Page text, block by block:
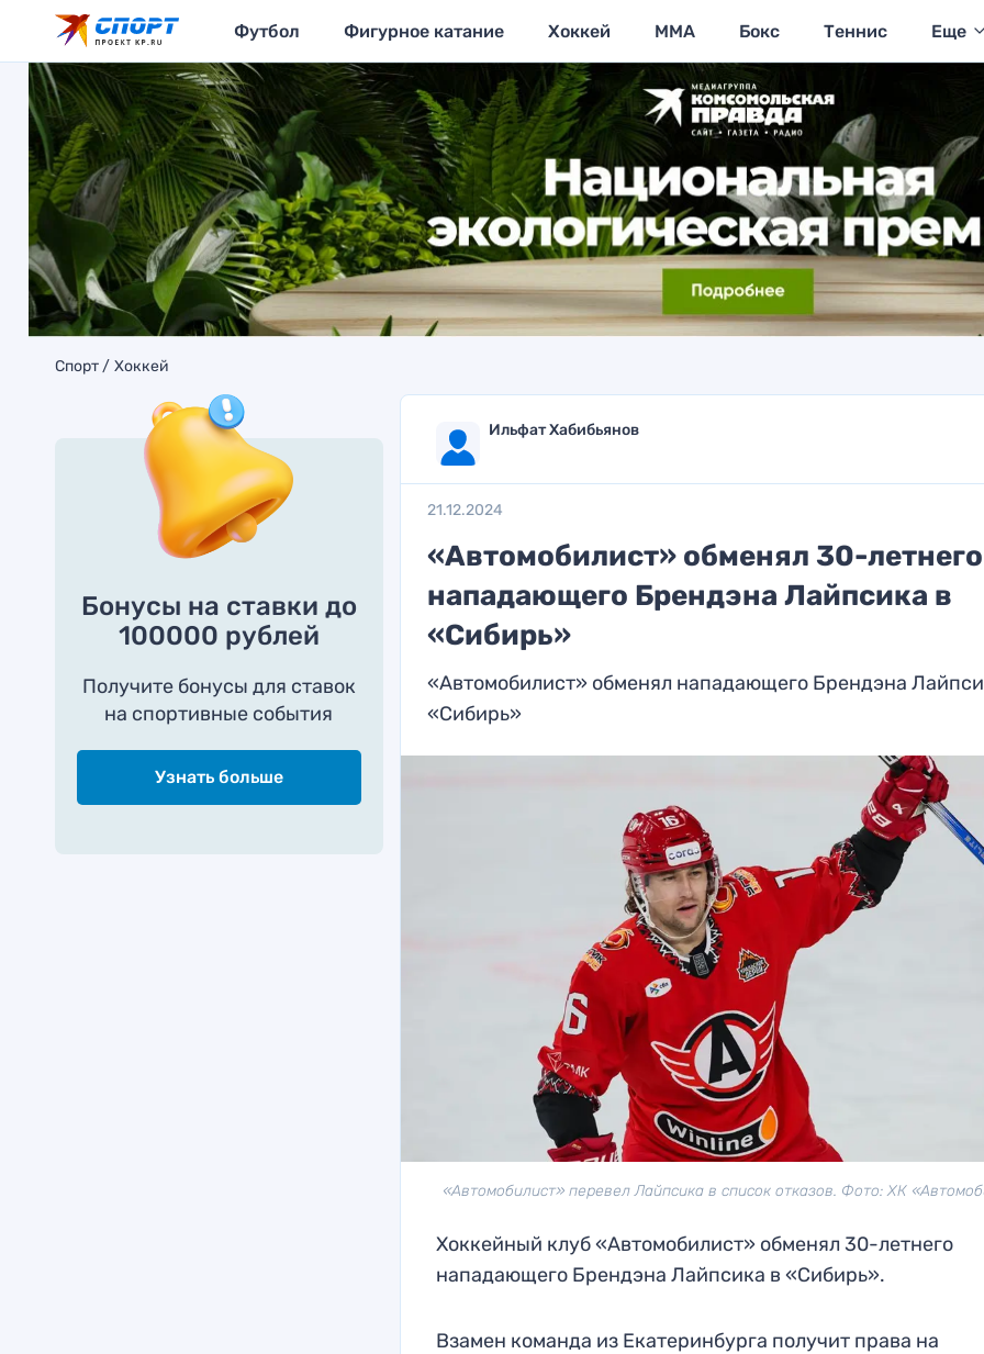
Футбол Фигурное катание Хоккей MMA Бокс Теннис Еще
Спорт Хоккей
Бонусы на ставки до
100000 рублей
Получите бонусы для ставок
на спортивные события
Узнать больше
Ильфат Хабибьянов
21.12.2024
«Автомобилист» обменял 30-летнего
нападающего Брендэна Лайпсика в
«Сибирь»
«Автомобилист» обменял нападающего Брендэна
«Сибирь»
«Автомобилист» перевел Лайпсика в список отказов. Фото: ХК
Хоккейный клуб «Автомобилист» обменял 30-летнего
нападающего Брендэна Лайпсика в «Сибирь».
Взамен команда из Екатеринбурга получит права на